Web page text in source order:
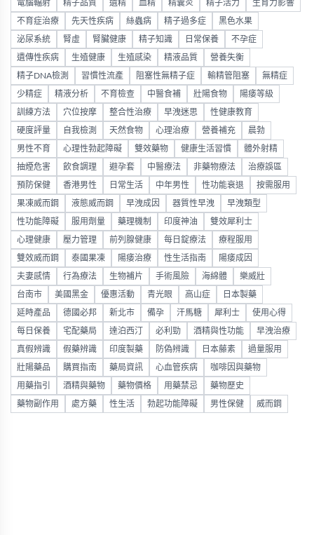
電腦輻射 精子品質 遺精 血精 精囊炎 精子活力 生育力影響
不育症治療 先天性疾病 絲蟲病 精子過多症 黑色水果
泌尿系統 腎虛 腎臟健康 精子知識 日常保養 不孕症
遺傳性疾病 生殖健康 生殖感染 精液品質 營養失衡
精子DNA檢測 習慣性流產 阻塞性無精子症 輸精管阻塞 無精症
少精症 精液分析 不育檢查 中醫食補 壯陽食物 陽痿等級
訓練方法 穴位按摩 整合性治療 早洩迷思 性健康教育
硬度評量 自我檢測 天然食物 心理治療 營養補充 晨勃
男性不育 心理性勃起障礙 雙效藥物 健康生活習慣 體外射精
抽煙危害 飲食調理 避孕套 中醫療法 非藥物療法 治療誤區
預防保健 香港男性 日常生活 中年男性 性功能衰退 按需服用
果凍威而鋼 液態威而鋼 早洩成因 器質性早洩 早洩類型
性功能障礙 服用劑量 藥理機制 印度神油 雙效犀利士
心理健康 壓力管理 前列腺健康 每日錠療法 療程服用
雙效威而鋼 泰國果凍 陽痿治療 性生活指南 陽痿成因
夫妻感情 行為療法 生物補片 手術風險 海綿體 樂威壯
台南市 美國黑金 優惠活動 青光眼 高山症 日本製藥
延時產品 德國必邦 新北市 備孕 汗馬糖 犀利士 使用心得
每日保養 宅配藥局 達泊西汀 必利勁 酒精與性功能 早洩治療
真假辨識 假藥辨識 印度製藥 防偽辨識 日本藤素 過量服用
壯陽藥品 購買指南 藥局資訊 心血管疾病 咖啡因與藥物
用藥指引 酒精與藥物 藥物價格 用藥禁忌 藥物歷史
藥物副作用 處方藥 性生活 勃起功能障礙 男性保健 威而鋼